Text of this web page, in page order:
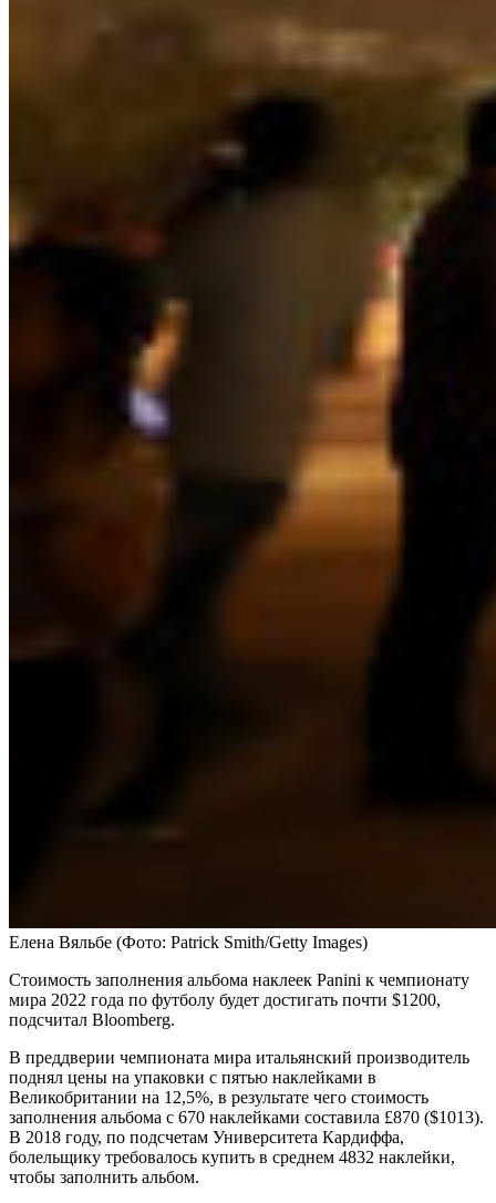
Елена Вяльбе (Фото: Patrick Smith/Getty Images)
Стоимость заполнения альбома наклеек Panini к чемпионату
мира 2022 года по футболу будет достигать почти $1200,
подсчитал Bloomberg.
В преддверии чемпионата мира итальянский производитель
поднял цены на упаковки с пятью наклейками в
Великобритании на 12,5%, в результате чего стоимость
заполнения альбома с 670 наклейками составила £870 ($1013).
В 2018 году, по подсчетам Университета Кардиффа,
болельщику требовалось купить в среднем 4832 наклейки,
чтобы заполнить альбом.